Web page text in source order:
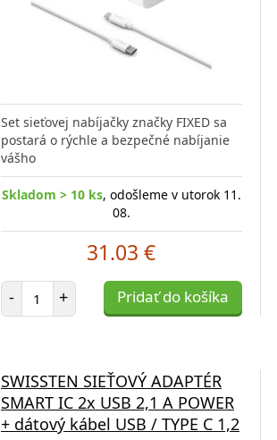
Set sieťovej nabíjačky značky FIXED sa
postará o rýchle a bezpečné nabíjanie
vášho
Skladom > 10 ks, odošleme v utorok 11.
08.
31.03 €
- Počet položiek
+ Pridať do košíka
SWISSTEN SIEŤOVÝ ADAPTÉR
SMART IC 2x USB 2,1 A POWER
+ dátový kábel USB / TYPE C 1,2